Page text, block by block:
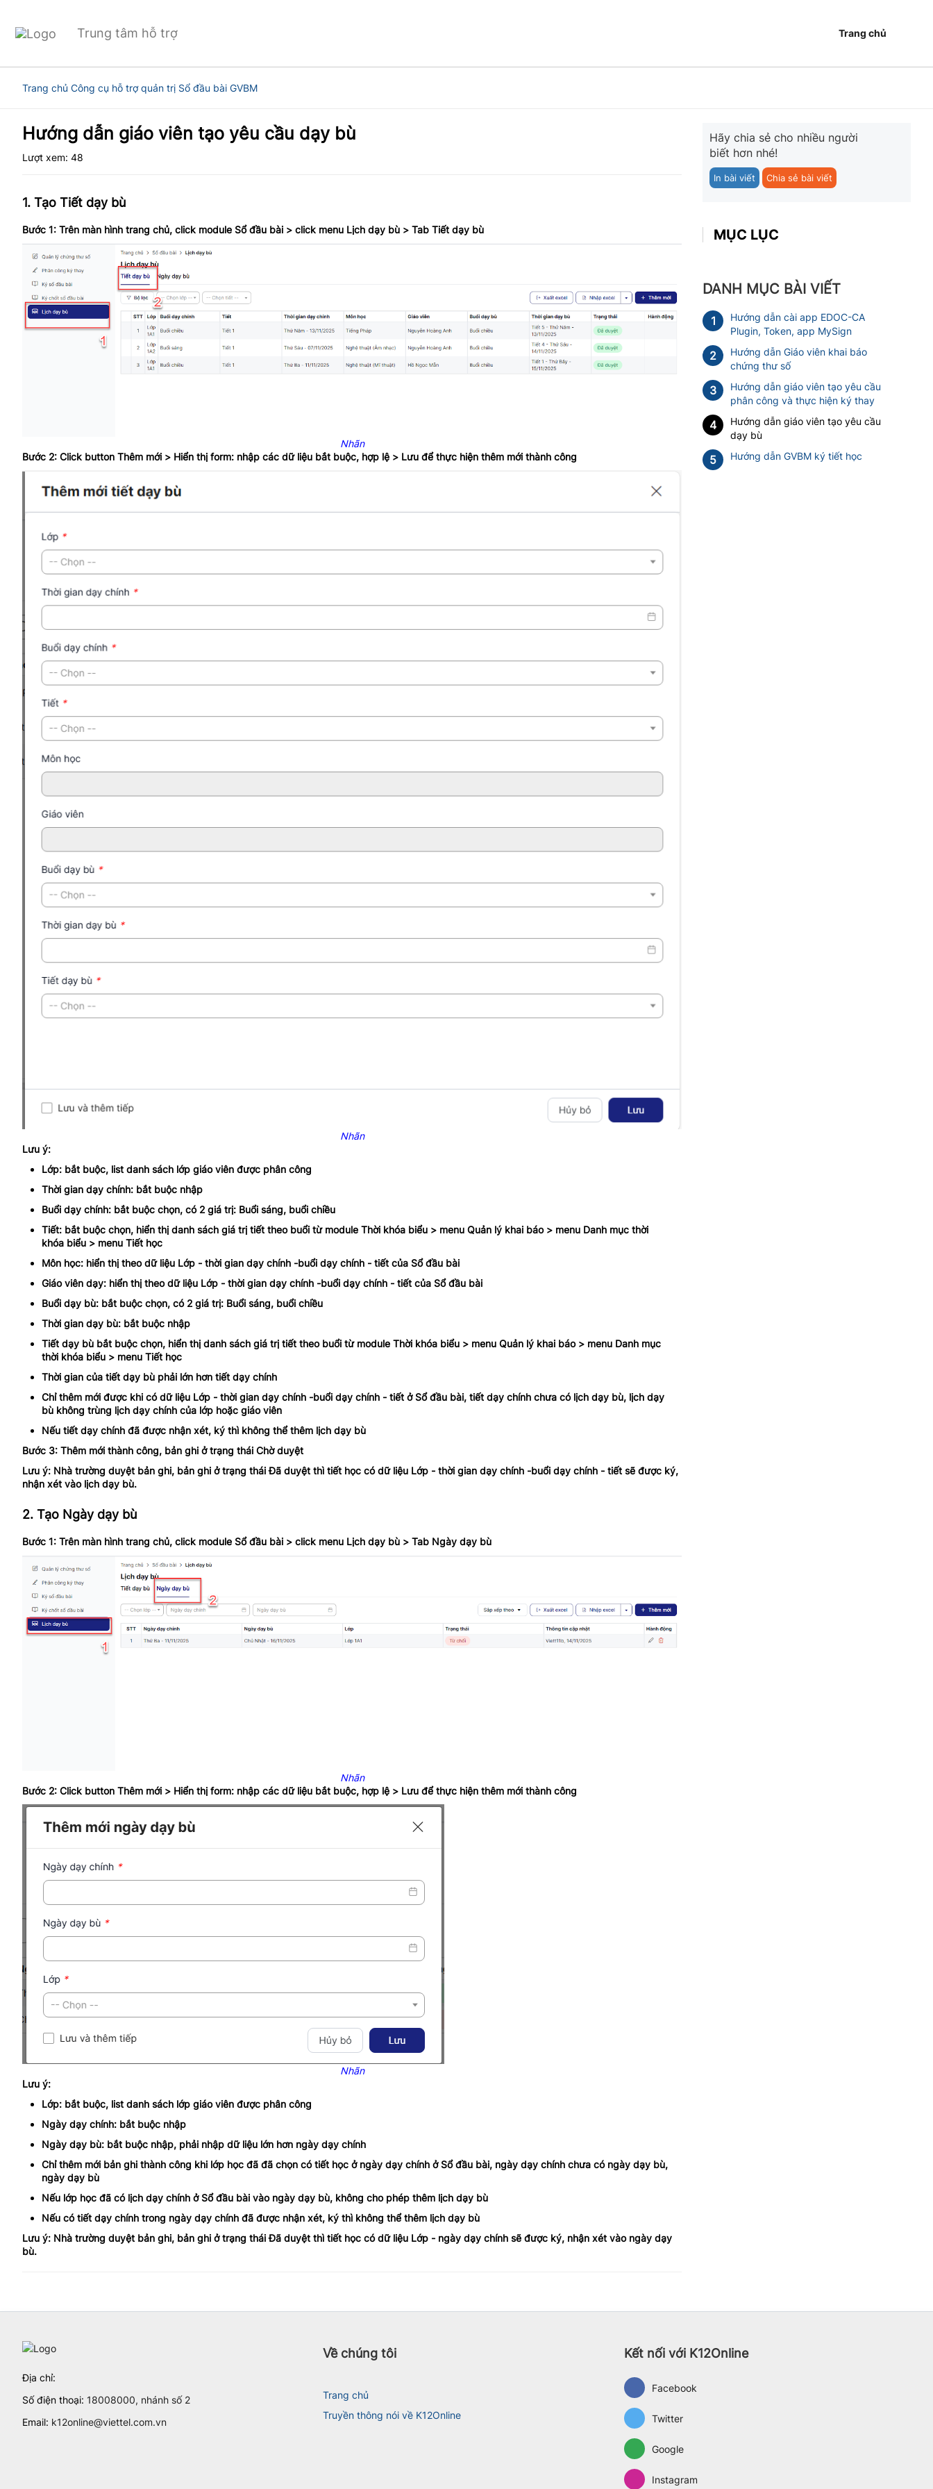
Trung tâm hỗ trợ Trang chủ
Trang chủ Công cụ hỗ trợ quản trị Sổ đầu bài GVBM
Hướng dẫn giáo viên tạo yêu cầu dạy bù
Lượt xem: 48
1. Tạo Tiết dạy bù
Bước 1: Trên màn hình trang chủ, click module Sổ đầu bài > click menu Lịch dạy bù > Tab Tiết dạy bù
Nhãn
Bước 2: Click button Thêm mới > Hiển thị form: nhập các dữ liệu bắt buộc, hợp lệ > Lưu để thực hiện thêm mới thành công
Nhãn
Lưu ý:
Lớp: bắt buộc, list danh sách lớp giáo viên được phân công
Thời gian dạy chính: bắt buộc nhập
Buổi dạy chính: bắt buộc chọn, có 2 giá trị: Buổi sáng, buổi chiều
Tiết: bắt buộc chọn, hiển thị danh sách giá trị tiết theo buổi từ module Thời khóa biểu > menu Quản lý khai báo > menu Danh mục thời
khóa biểu > menu Tiết học
Môn học: hiển thị theo dữ liệu Lớp - thời gian dạy chính -buổi dạy chính - tiết của Sổ đầu bài
Giáo viên dạy: hiển thị theo dữ liệu Lớp - thời gian dạy chính -buổi dạy chính - tiết của Sổ đầu bài
Buổi dạy bù: bắt buộc chọn, có 2 giá trị: Buổi sáng, buổi chiều
Thời gian dạy bù: bắt buộc nhập
Tiết dạy bù bắt buộc chọn, hiển thị danh sách giá trị tiết theo buổi từ module Thời khóa biểu > menu Quản lý khai báo > menu Danh mục
thời khóa biểu > menu Tiết học
Thời gian của tiết dạy bù phải lớn hơn tiết dạy chính
Chỉ thêm mới được khi có dữ liệu Lớp - thời gian dạy chính -buổi dạy chính - tiết ở Sổ đầu bài, tiết dạy chính chưa có lịch dạy bù, lịch dạy
bù không trùng lịch dạy chính của lớp hoặc giáo viên
Nếu tiết dạy chính đã được nhận xét, ký thì không thể thêm lịch dạy bù
Bước 3: Thêm mới thành công, bản ghi ở trạng thái Chờ duyệt
Lưu ý: Nhà trường duyệt bản ghi, bản ghi ở trạng thái Đã duyệt thì tiết học có dữ liệu Lớp - thời gian dạy chính -buổi dạy chính - tiết sẽ được ký,
nhận xét vào lịch dạy bù.
2. Tạo Ngày dạy bù
Bước 1: Trên màn hình trang chủ, click module Sổ đầu bài > click menu Lịch dạy bù > Tab Ngày dạy bù
Nhãn
Bước 2: Click button Thêm mới > Hiển thị form: nhập các dữ liệu bắt buộc, hợp lệ > Lưu để thực hiện thêm mới thành công
Nhãn
Lưu ý:
Lớp: bắt buộc, list danh sách lớp giáo viên được phân công
Ngày dạy chính: bắt buộc nhập
Ngày dạy bù: bắt buộc nhập, phải nhập dữ liệu lớn hơn ngày dạy chính
Chỉ thêm mới bản ghi thành công khi lớp học đã đã chọn có tiết học ở ngày dạy chính ở Sổ đầu bài, ngày dạy chính chưa có ngày dạy bù,
ngày dạy bù
Nếu lớp học đã có lịch dạy chính ở Sổ đầu bài vào ngày dạy bù, không cho phép thêm lịch dạy bù
Nếu có tiết dạy chính trong ngày dạy chính đã được nhận xét, ký thì không thể thêm lịch dạy bù
Lưu ý: Nhà trường duyệt bản ghi, bản ghi ở trạng thái Đã duyệt thì tiết học có dữ liệu Lớp - ngày dạy chính sẽ được ký, nhận xét vào ngày dạy
bù.
Hãy chia sẻ cho nhiều người
biết hơn nhé!
In bài viết Chia sẻ bài viết
MỤC LỤC
DANH MỤC BÀI VIẾT
1
Hướng dẫn cài app EDOC-CA
Plugin, Token, app MySign
2
Hướng dẫn Giáo viên khai báo
chứng thư số
3
Hướng dẫn giáo viên tạo yêu cầu
phân công và thực hiện ký thay
4
Hướng dẫn giáo viên tạo yêu cầu
dạy bù
5 Hướng dẫn GVBM ký tiết học
Địa chỉ:
Số điện thoại: 18008000, nhánh số 2
Email: k12online@viettel.com.vn
Về chúng tôi
Trang chủ
Truyền thông nói về K12Online
Kết nối với K12Online
Facebook
Twitter
Google
Instagram